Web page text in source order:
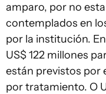
amparo, por no
contemplados en
por la institución.
US$ 122 millones
están previstos por
por tratamiento. O